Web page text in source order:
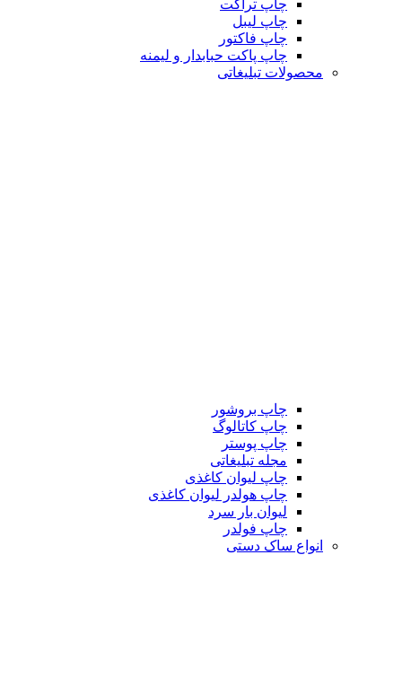
چاپ تراکت
چاپ لیبل
چاپ فاکتور
چاپ پاکت حبابدار و لیمنه
محصولات تبلیغاتی
چاپ بروشور
چاپ کاتالوگ
چاپ پوستر
مجله تبلیغاتی
چاپ لیوان کاغذی
چاپ هولدر لیوان کاغذی
لیوان بار سرد
چاپ فولدر
انواع ساک دستی